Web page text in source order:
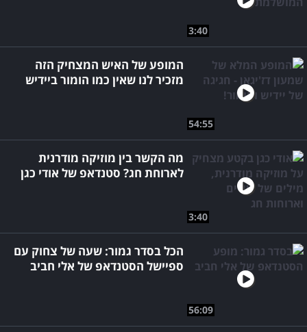
3:40
54:55
המופע של האיש המצחיק הזה
מזכיר לנו שאין כמו הומור ביידיש
3:40
מה הקשר בין מוזיקה מודרנית
לארוחת חג? סטנדאפ של אודי כגן
56:09
הכל בסדר גמור: שעה של צחוק עם
ספיישל הסטנדאפ של אלי חביב